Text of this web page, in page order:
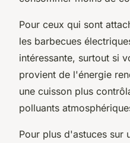
Pour ceux qui sont
les barbecues
intéressante, surtout si
provient de l'énergie
une cuisson plus
polluants
Pour plus d'astuces sur